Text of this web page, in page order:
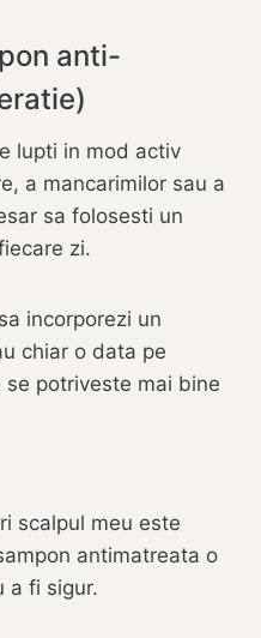
anti-
lupti in mod activ
a mancarimilor sau a
sa folosesti un
zi.
incorporezi un
chiar o data pe
potriveste mai bine
scalpul meu este
antimatreata o
a fi sigur.